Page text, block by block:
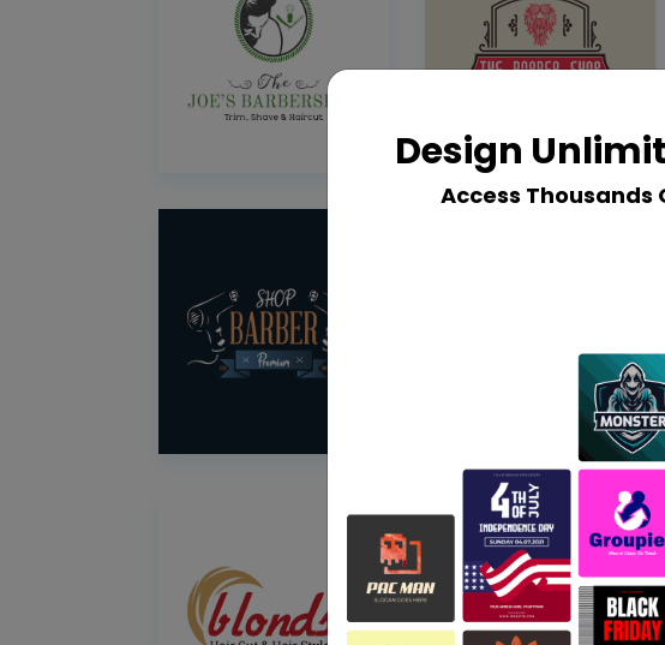
Design
Access Thousands